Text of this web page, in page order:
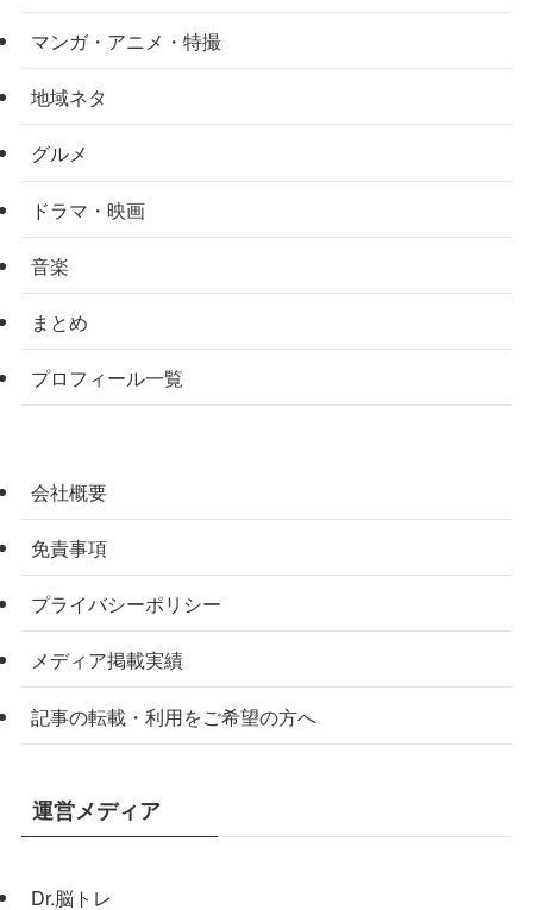
マンガ・アニメ・特撮
地域ネタ
グルメ
ドラマ・映画
音楽
まとめ
プロフィール一覧
会社概要
免責事項
プライバシーポリシー
メディア掲載実績
記事の転載・利用をご希望の方へ
運営メディア
Dr.脳トレ